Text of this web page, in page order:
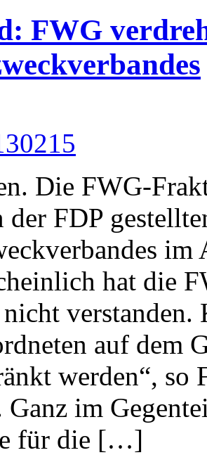
FWG
Die FWG-
der FDP
hat die
auf dem
werden“,
Ganz im
für die […]